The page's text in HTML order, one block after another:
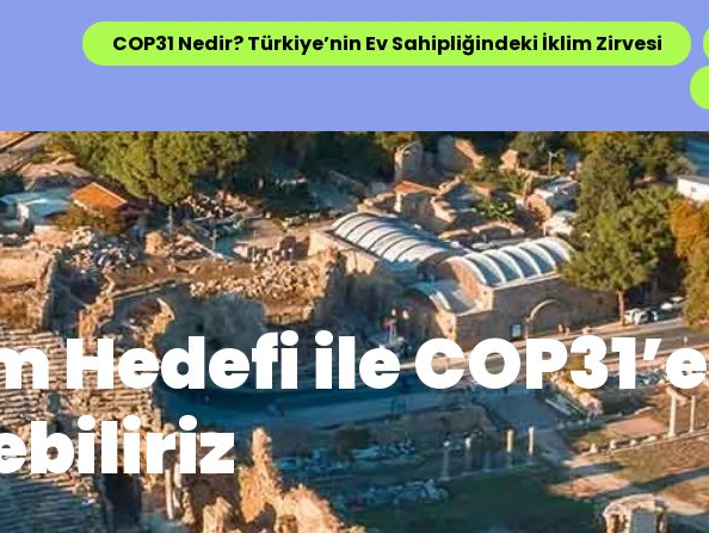
COP31 Nedir? Türkiye’nin Ev Sahipliğindeki İklim Zirvesi
Hedefi ile COP31’e